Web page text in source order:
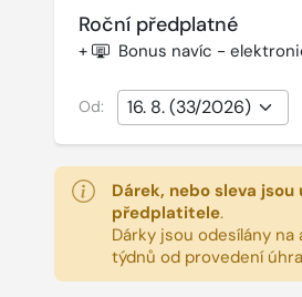
Roční předplatné
+ Bonus navíc -
Od:
Dárek, nebo sleva
předplatitele.
Dárky jsou odesílány
týdnů od provedení